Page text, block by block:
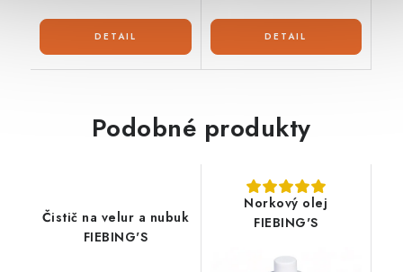
Podobné produkty
Čistič na velur a nubuk
FIEBING'S
Norkový olej
FIEBING'S